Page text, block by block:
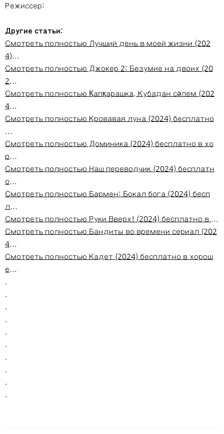
Режиссер:
Другие статьи:
Смотреть полностью Лучший день в моей жизни (202
4)...
Смотреть полностью Джокер 2: Безумие на двоих (20
2...
Смотреть полностью Қапқарашка. Кубадан сәлем (202
4...
Смотреть полностью Кровавая луна (2024) бесплатно
Смотреть полностью Доминика (2024) бесплатно в хо
р...
Смотреть полностью Наш переводчик (2024) бесплатн
о...
Смотреть полностью Бармен: Бокал бога (2024) бесп
л...
Смотреть полностью Руки Вверх! (2024) бесплатно в ...
Смотреть полностью Бандиты во времени сериал (202
4...
Смотреть полностью Кадет (2024) бесплатно в хорош
е...